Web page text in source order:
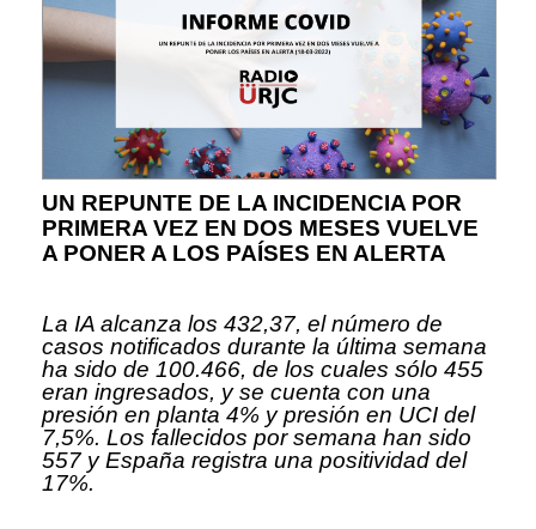
UN REPUNTE DE LA INCIDENCIA POR
PRIMERA VEZ EN DOS MESES VUELVE
A PONER A LOS PAÍSES EN ALERTA
La IA alcanza los 432,37, el número de
casos notificados durante la última semana
ha sido de 100.466, de los cuales sólo 455
eran ingresados, y se cuenta con una
presión en planta 4% y presión en UCI del
7,5%. Los fallecidos por semana han sido
557 y España registra una positividad del
17%.